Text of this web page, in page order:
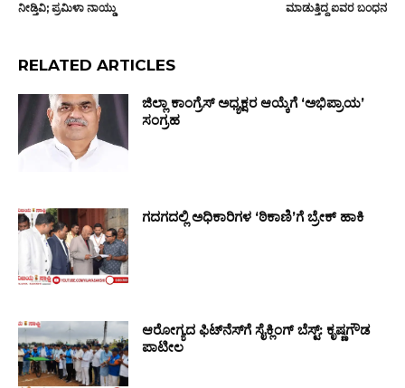
ನೀಡ್ತಿವಿ; ಪ್ರಮಿಳಾ ನಾಯ್ಡು
ಮಾಡುತ್ತಿದ್ದ ಐವರ ಬಂಧನ
RELATED ARTICLES
ಜಿಲ್ಲಾ ಕಾಂಗ್ರೆಸ್ ಅಧ್ಯಕ್ಷರ ಆಯ್ಕೆಗೆ ‘ಅಭಿಪ್ರಾಯ’
ಸಂಗ್ರಹ
ಗದಗದಲ್ಲಿ ಅಧಿಕಾರಿಗಳ ‘ಠಿಕಾಣಿ’ಗೆ ಬ್ರೇಕ್ ಹಾಕಿ
ಆರೋಗ್ಯದ ಫಿಟ್‌ನೆಸ್‌ಗೆ ಸೈಕ್ಲಿಂಗ್ ಬೆಸ್ಟ್: ಕೃಷ್ಣಗೌಡ
ಪಾಟೀಲ